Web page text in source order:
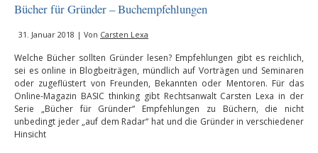
Bücher für Gründer – Buchempfehlungen
31. Januar 2018 | Von Carsten Lexa
Welche Bücher sollten Gründer lesen? Empfehlungen gibt es reichlich,
sei es online in Blogbeiträgen, mündlich auf Vorträgen und Seminaren
oder zugeflüstert von Freunden, Bekannten oder Mentoren. Für das
Online-Magazin BASIC thinking gibt Rechtsanwalt Carsten Lexa in der
Serie „Bücher für Gründer“ Empfehlungen zu Büchern, die nicht
unbedingt jeder „auf dem Radar“ hat und die Gründer in verschiedener
Hinsicht